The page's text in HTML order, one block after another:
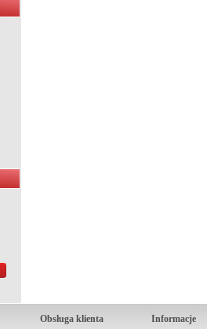
Obsługa klienta
Informacje